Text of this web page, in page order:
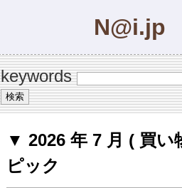
N@i.jp
keywords
▼ 2026 年 7 月 ( 買い
ピック